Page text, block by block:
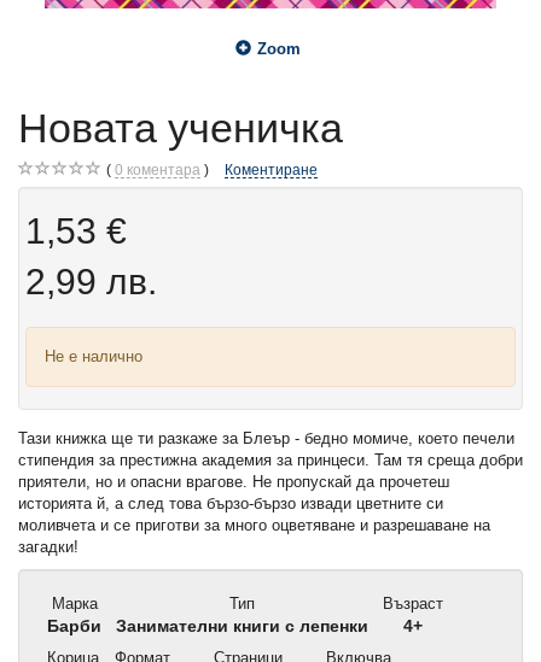
Zoom
Новата ученичка
0 коментара Коментиране
1,53 €
2,99 лв.
Не е налично
Тази книжка ще ти разкаже за Блеър - бедно момиче, което печели
стипендия за престижна академия за принцеси. Там тя среща добри
приятели, но и опасни врагове. Не пропускай да прочетеш
историята й, а след това бързо-бързо извади цветните си
моливчета и се приготви за много оцветяване и разрешаване на
загадки!
Марка
Барби
Тип
Занимателни книги с лепенки
Възраст
4+
Корица
Формат
Страници
Включва